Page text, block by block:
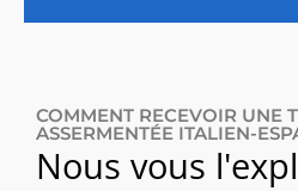
COMMENT RECEVOIR UNE
ASSERMENTÉE ITALIEN-
Nous vous